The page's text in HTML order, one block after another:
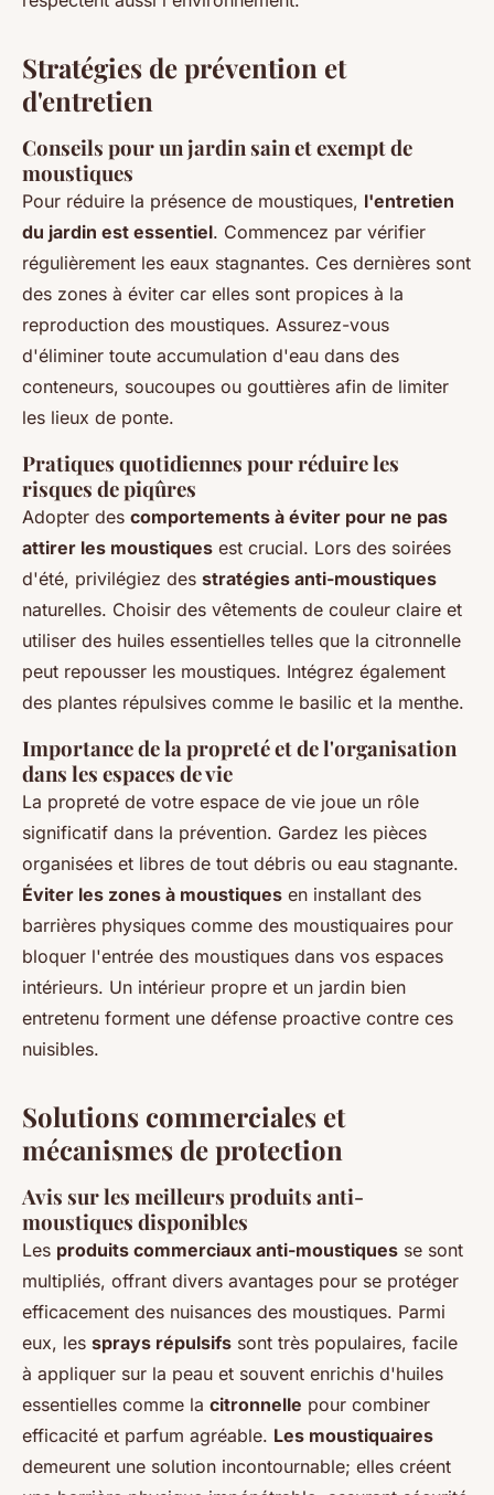
Stratégies de prévention et
d'entretien
Conseils pour un jardin sain et exempt de
moustiques
Pour réduire la présence de moustiques, l'entretien
du jardin est essentiel. Commencez par vérifier
régulièrement les eaux stagnantes. Ces dernières sont
des zones à éviter car elles sont propices à la
reproduction des moustiques. Assurez-vous
d'éliminer toute accumulation d'eau dans des
conteneurs, soucoupes ou gouttières afin de limiter
les lieux de ponte.
Pratiques quotidiennes pour réduire les
risques de piqûres
Adopter des comportements à éviter pour ne pas
attirer les moustiques est crucial. Lors des soirées
d'été, privilégiez des stratégies anti-moustiques
naturelles. Choisir des vêtements de couleur claire et
utiliser des huiles essentielles telles que la citronnelle
peut repousser les moustiques. Intégrez également
des plantes répulsives comme le basilic et la menthe.
Importance de la propreté et de l'organisation
dans les espaces de vie
La propreté de votre espace de vie joue un rôle
significatif dans la prévention. Gardez les pièces
organisées et libres de tout débris ou eau stagnante.
Éviter les zones à moustiques en installant des
barrières physiques comme des moustiquaires pour
bloquer l'entrée des moustiques dans vos espaces
intérieurs. Un intérieur propre et un jardin bien
entretenu forment une défense proactive contre ces
nuisibles.
Solutions commerciales et
mécanismes de protection
Avis sur les meilleurs produits anti-
moustiques disponibles
Les produits commerciaux anti-moustiques se sont
multipliés, offrant divers avantages pour se protéger
efficacement des nuisances des moustiques. Parmi
eux, les sprays répulsifs sont très populaires, facile
à appliquer sur la peau et souvent enrichis d'huiles
essentielles comme la citronnelle pour combiner
efficacité et parfum agréable. Les moustiquaires
demeurent une solution incontournable; elles créent